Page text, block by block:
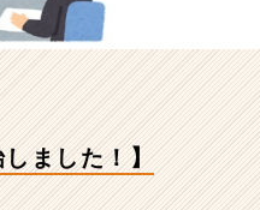
ました！】